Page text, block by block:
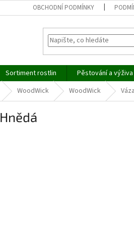
OBCHODNÍ PODMÍNKY
Sortiment rostlin Pěstování a
WoodWick WoodWick
Hnědá